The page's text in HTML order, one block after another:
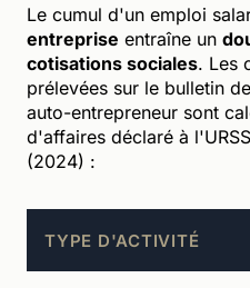
Le cumul d'un emploi
entreprise entraîne un
cotisations sociales. Les
prélevées sur le bulletin
auto-entrepreneur sont
d'affaires déclaré à
(2024) :
TYPE D'ACTIVITÉ